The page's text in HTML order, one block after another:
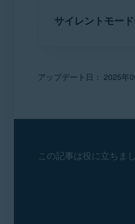
ション リストに
ーションをウィン
サイレントモー
アップデート日： 2025年
この記事は役に立ちま